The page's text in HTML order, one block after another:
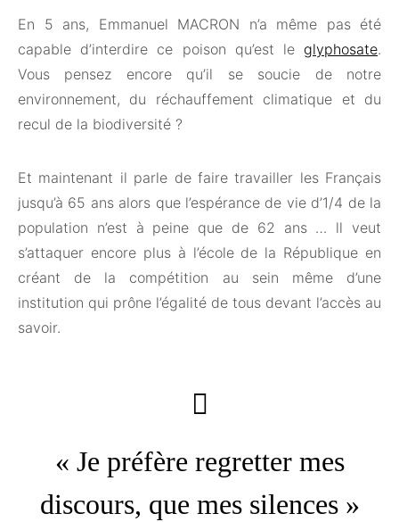
En 5 ans, Emmanuel MACRON n’a même pas été
capable d’interdire ce poison qu’est le glyphosate.
Vous pensez encore qu’il se soucie de notre
environnement, du réchauffement climatique et du
recul de la biodiversité ?
Et maintenant il parle de faire travailler les Français
jusqu’à 65 ans alors que l’espérance de vie d’1/4 de la
population n’est à peine que de 62 ans … ll veut
s’attaquer encore plus à l’école de la République en
créant de la compétition au sein même d’une
institution qui prône l’égalité de tous devant l’accès au
savoir.
« Je préfère regretter mes
discours, que mes silences »